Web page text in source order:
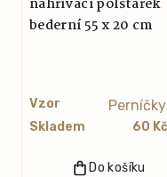
bederní 55 x 20 cm
Vzor
Skladem
60 Kč
Do košíku